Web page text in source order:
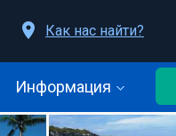
Как нас найти?
Информация